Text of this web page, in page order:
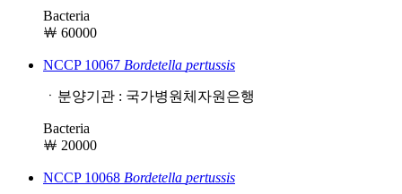
Bacteria
￦ 60000
NCCP 10067 Bordetella pertussis
ㆍ분양기관 : 국가병원체자원은행
Bacteria
￦ 20000
NCCP 10068 Bordetella pertussis